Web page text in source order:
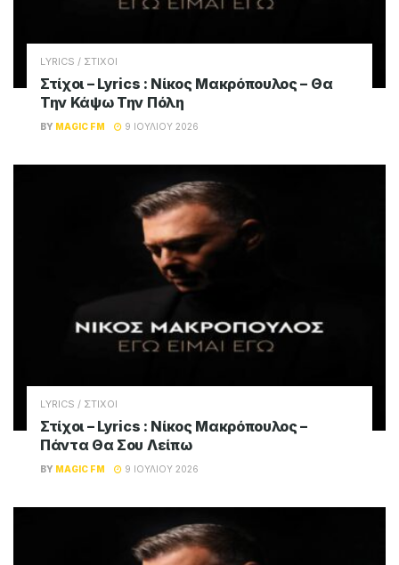
LYRICS / ΣΤΙΧΟΙ
Στίχοι – Lyrics : Άννα Βίσση – Όλο Πιο Πάνω
BY MAGIC FM 17 ΙΟΥΛΊΟΥ 2026
LYRICS / ΣΤΙΧΟΙ
Στίχοι – Lyrics : Γιάννης Πλούταρχος – Σ’
Αγαπώ Σαν Αμαρτία
BY MAGIC FM 16 ΙΟΥΛΊΟΥ 2026